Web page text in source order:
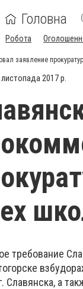
Головна
Робота
заявление
2017 р.
требование
Славянска, а